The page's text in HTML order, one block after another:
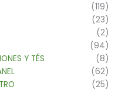
(119)
(23)
(2)
(94)
Y TÉS
(8)
(62)
(25)